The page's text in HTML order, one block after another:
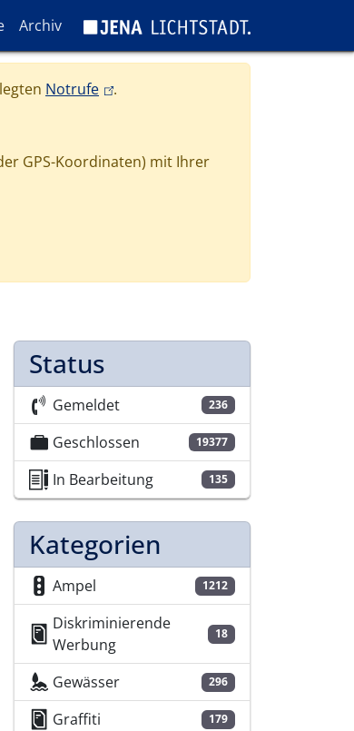
Archiv
Notrufe(link is external)
.
GPS-Koordinaten) mit Ihrer
Status
Gemeldet 236
Geschlossen 19377
In Bearbeitung 135
Kategorien
Ampel 1212
Diskriminierende
Werbung
18
Gewässer 296
Graffiti 179